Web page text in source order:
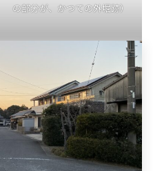
の部分が、かつての外堀跡）